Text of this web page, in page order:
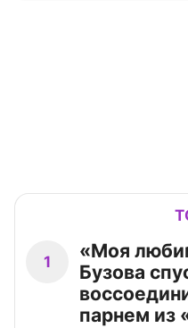
1
«Моя
Бузова
парнем